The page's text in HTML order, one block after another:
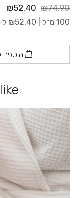
₪74.90
₪52.40
100 מ״ל | ₪52.40 ל-
הוספה